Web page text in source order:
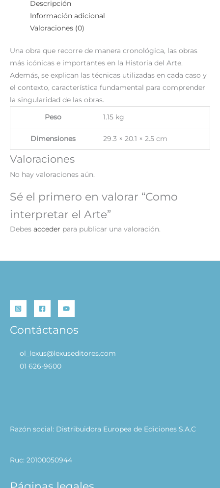
Descripción
Información adicional
Valoraciones (0)
Una obra que recorre de manera cronológica, las obras
más icónicas e importantes en la Historia del Arte.
Además, se explican las técnicas utilizadas en cada caso y
el contexto, característica fundamental para comprender
la singularidad de las obras.
Peso 1.15 kg
Dimensiones 29.3 × 20.1 × 2.5 cm
Valoraciones
No hay valoraciones aún.
Sé el primero en valorar “Como
interpretar el Arte”
Debes acceder para publicar una valoración.
Contáctanos
ol_lexus@lexuseditores.com
01 626-9600
Razón social: Distribuidora Europea de Ediciones S.A.C
Ruc: 20100050944